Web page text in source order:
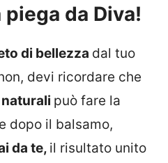
da Diva!
di bellezza dal tuo
devi ricordare che
naturali può fare la
dopo il balsamo,
da te, il risultato unito